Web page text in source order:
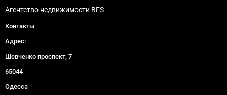
Агентство недвижимости BFS
Контакты
Адрес:
Шевченко проспект, 7
65044
Одесса